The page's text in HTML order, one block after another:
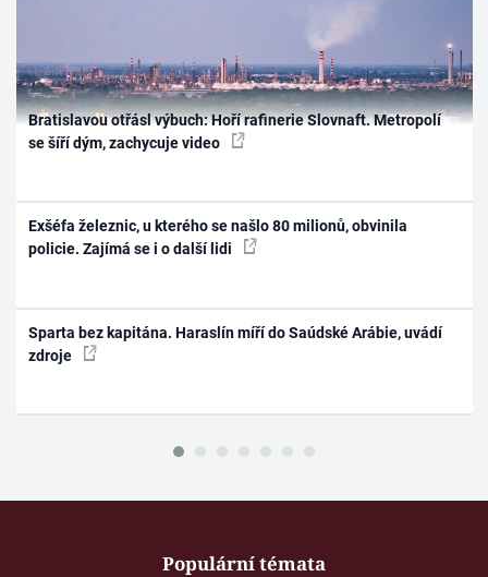
Bratislavou otřásl výbuch: Hoří rafinerie Slovnaft. Metropolí
se šíří dým, zachycuje video
Exšéfa železnic, u kterého se našlo 80 milionů, obvinila
policie. Zajímá se i o další lidi
Sparta bez kapitána. Haraslín míří do Saúdské Arábie, uvádí
zdroje
Populární témata